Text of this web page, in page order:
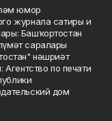
юмор
журнала сатиры и
Башҡортостан
саралары
нәшриәт
Агентство по печати
дом